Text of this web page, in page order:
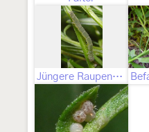
Jüngere Raupenstadien